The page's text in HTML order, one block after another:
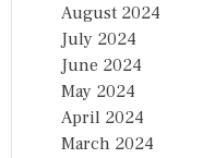
August 2024
July 2024
June 2024
May 2024
April 2024
March 2024